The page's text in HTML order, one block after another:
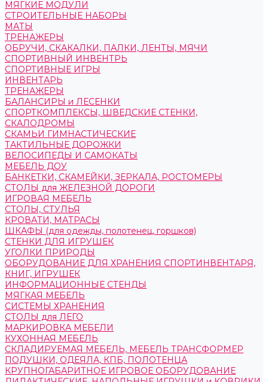
МЯГКИЕ МОДУЛИ
СТРОИТЕЛЬНЫЕ НАБОРЫ
МАТЫ
ТРЕНАЖЕРЫ
ОБРУЧИ, СКАКАЛКИ, ПАЛКИ, ЛЕНТЫ, МЯЧИ
СПОРТИВНЫЙ ИНВЕНТРЬ
СПОРТИВНЫЕ ИГРЫ
ИНВЕНТАРЬ
ТРЕНАЖЕРЫ
БАЛАНСИРЫ и ЛЕСЕНКИ
СПОРТКОМПЛЕКСЫ, ШВЕДСКИЕ СТЕНКИ,
СКАЛОДРОМЫ
СКАМЬИ ГИМНАСТИЧЕСКИЕ
ТАКТИЛЬНЫЕ ДОРОЖКИ
ВЕЛОСИПЕДЫ И САМОКАТЫ
МЕБЕЛЬ ДОУ
БАНКЕТКИ, СКАМЕЙКИ, ЗЕРКАЛА, РОСТОМЕРЫ
СТОЛЫ для ЖЕЛЕЗНОЙ ДОРОГИ
ИГРОВАЯ МЕБЕЛЬ
СТОЛЫ, СТУЛЬЯ
КРОВАТИ, МАТРАСЫ
ШКАФЫ (для одежды, полотенец, горшков)
СТЕНКИ ДЛЯ ИГРУШЕК
УГОЛКИ ПРИРОДЫ
ОБОРУДОВАНИЕ ДЛЯ ХРАНЕНИЯ СПОРТИНВЕНТАРЯ,
КНИГ, ИГРУШЕК
ИНФОРМАЦИОННЫЕ СТЕНДЫ
МЯГКАЯ МЕБЕЛЬ
СИСТЕМЫ ХРАНЕНИЯ
СТОЛЫ для ЛЕГО
МАРКИРОВКА МЕБЕЛИ
КУХОННАЯ МЕБЕЛЬ
СКЛАДИРУЕМАЯ МЕБЕЛЬ, МЕБЕЛЬ ТРАНСФОРМЕР
ПОДУШКИ, ОДЕЯЛА, КПБ, ПОЛОТЕНЦА
КРУПНОГАБАРИТНОЕ ИГРОВОЕ ОБОРУДОВАНИЕ